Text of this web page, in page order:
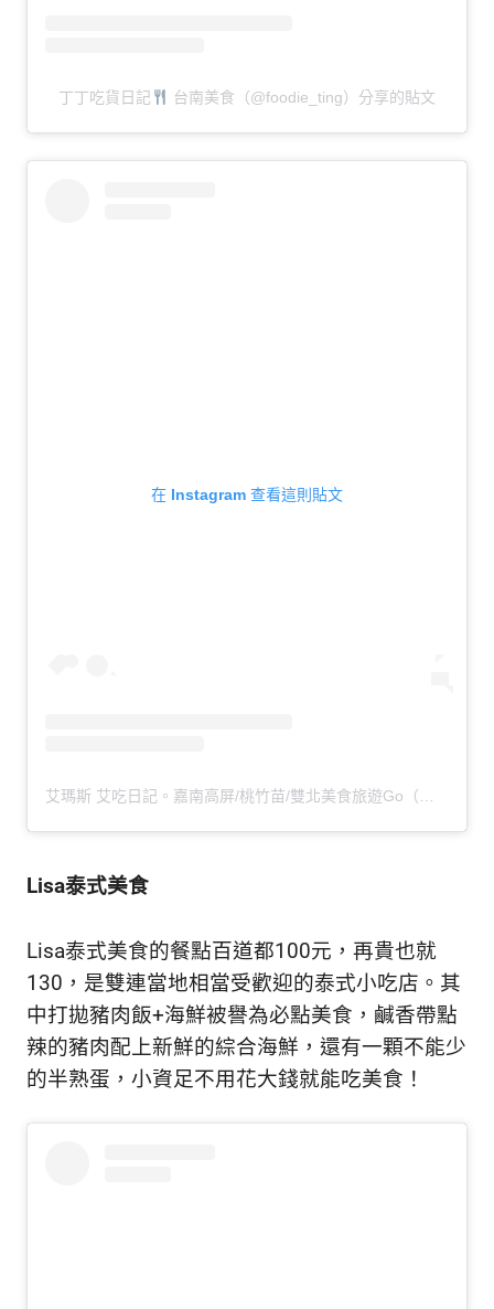
丁丁吃貨日記 台南美食（@foodie_ting）分享的貼文
在 Instagram 查看這則貼文
Lisa泰式美食
Lisa泰式美食的餐點百道都100元，再貴也就
130，是雙連當地相當受歡迎的泰式小吃店。其
中打拋豬肉飯+海鮮被譽為必點美食，鹹香帶點
辣的豬肉配上新鮮的綜合海鮮，還有一顆不能少
的半熟蛋，小資足不用花大錢就能吃美食！